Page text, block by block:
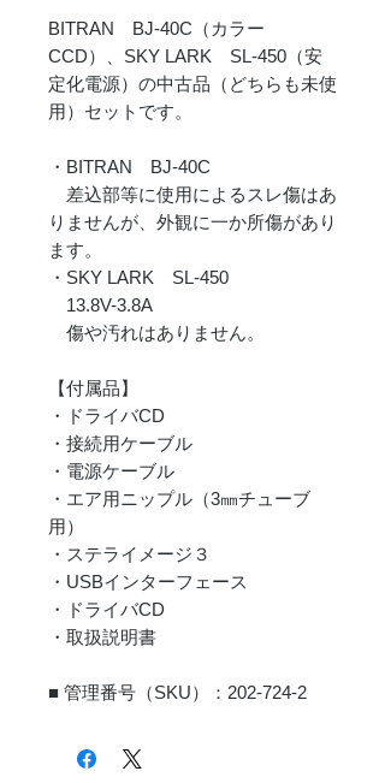
BITRAN BJ-40C（カラー
CCD）、SKY LARK SL-450（安
定化電源）の中古品（どちらも未使
用）セットです。
・BITRAN BJ-40C
差込部等に使用によるスレ傷はあ
りませんが、外観に一か所傷があり
ます。
・SKY LARK SL-450
13.8V-3.8A
傷や汚れはありません。
【付属品】
・ドライバCD
・接続用ケーブル
・電源ケーブル
・エア用ニップル（3㎜チューブ
用）
・ステライメージ３
・USBインターフェース
・ドライバCD
・取扱説明書
■ 管理番号（SKU）：202-724-2